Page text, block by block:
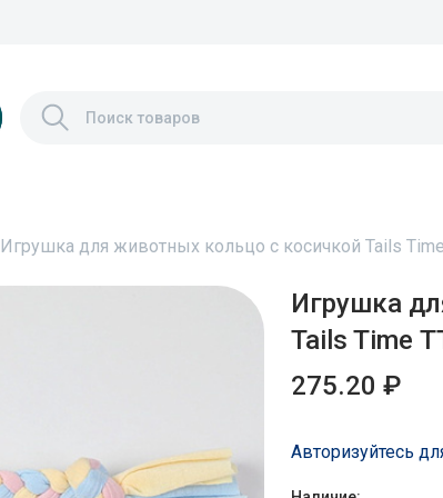
Игрушка для животных кольцо с косичкой Tails
Игрушка
Tails Time
275.20 ₽
Авторизуйтесь